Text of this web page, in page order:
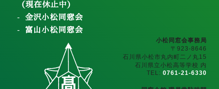
（現在休止中）
金沢小松同窓会
富山小松同窓会
小松同窓会事務局
〒923-8646
石川県小松市丸内町二ノ丸15
石川県立小松高等学校 内
TEL: 0761-21-6330